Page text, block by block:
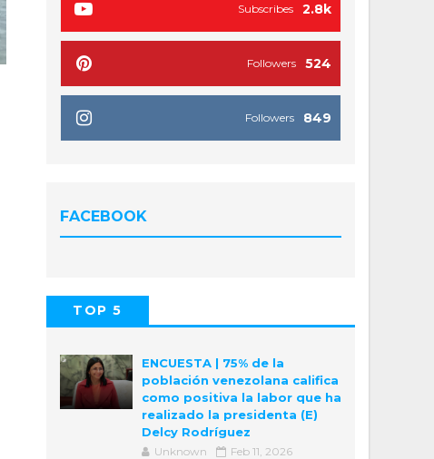
2.8k
Subscribes
524
Followers
849
Followers
FACEBOOK
TOP 5
ENCUESTA | 75% de la
población venezolana califica
como positiva la labor que ha
realizado la presidenta (E)
Delcy Rodríguez
Unknown Feb 11, 2026